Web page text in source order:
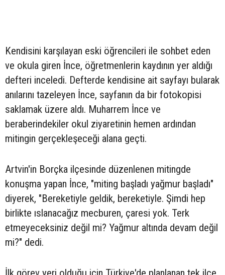
Kendisini karşılayan eski öğrencileri ile sohbet eden
ve okula giren İnce, öğretmenlerin kaydının yer aldığı
defteri inceledi. Defterde kendisine ait sayfayı bularak
anılarını tazeleyen İnce, sayfanın da bir fotokopisi
saklamak üzere aldı. Muharrem İnce ve
beraberindekiler okul ziyaretinin hemen ardından
mitingin gerçekleşeceği alana geçti.
Artvin'in Borçka ilçesinde düzenlenen mitingde
konuşma yapan İnce, "miting başladı yağmur başladı"
diyerek, "Bereketiyle geldik, bereketiyle. Şimdi hep
birlikte ıslanacağız mecburen, çaresi yok. Terk
etmeyeceksiniz değil mi? Yağmur altında devam değil
mi?" dedi.